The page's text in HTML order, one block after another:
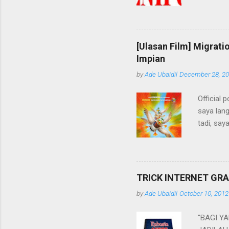
udah
gadget,
yang
cari-cari
yang
Nah ane
[Ulasan Film]
Impian
byAde Ubaidil December 28,
Official
saya
tadi,
Mallard
kepala
ternyata
dari
TRICK INTERNET
byAde Ubaidil October 10, 2012
"BAGI